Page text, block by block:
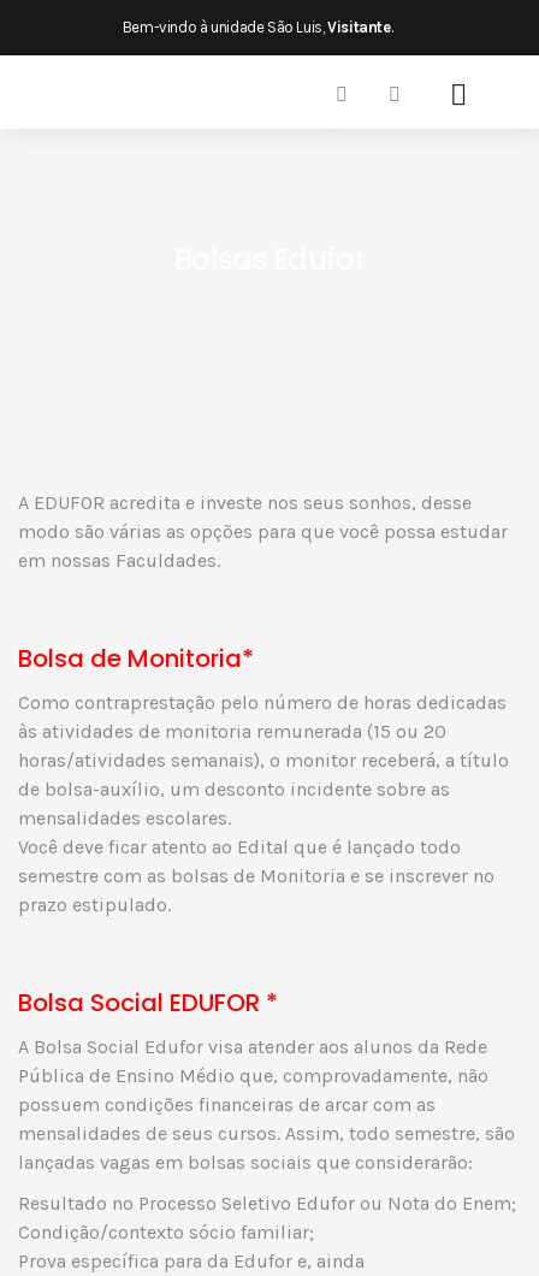
Bem-vindo à unidade São Luis,Visitante.
A EDUFOR acredita e investe nos seus sonhos, desse
modo são várias as opções para que você possa estudar
em nossas Faculdades.
Bolsa de Monitoria*
Como contraprestação pelo número de horas dedicadas
às atividades de monitoria remunerada (15 ou 20
horas/atividades semanais), o monitor receberá, a título
de bolsa-auxílio, um desconto incidente sobre as
mensalidades escolares.
Você deve ficar atento ao Edital que é lançado todo
semestre com as bolsas de Monitoria e se inscrever no
prazo estipulado.
Bolsa Social EDUFOR *
A Bolsa Social Edufor visa atender aos alunos da Rede
Pública de Ensino Médio que, comprovadamente, não
possuem condições financeiras de arcar com as
mensalidades de seus cursos. Assim, todo semestre, são
lançadas vagas em bolsas sociais que considerarão:
Resultado no Processo Seletivo Edufor ou Nota do Enem;
Condição/contexto sócio familiar;
Prova específica para da Edufor e, ainda